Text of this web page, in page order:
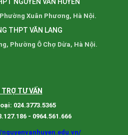
Xuân Phương, Hà Nội.
THPT VĂN LANG
Phường Ô Chợ Dừa, Hà Nội.
TRỢ TƯ VẤN
024.3773.5365
- 0964.561.666